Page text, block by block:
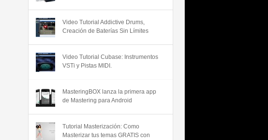
Video Tutorial Addictive Drums,
Creación de Baterías Sin Límites
Video Tutorial Cubase: Instrumentos
VSTi y Pistas MIDI.
MasteringBOX lanza la primera app
de Mastering para Android
Tutorial Masterización: Como
Masterizar tus temas GRATIS con